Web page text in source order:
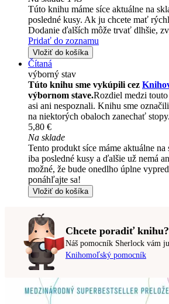
Túto knihu máme síce aktuálne na
posledné kusy. Ak ju chcete mať
Dodanie ďalších môže trvať dlhšie,
Pridať do zoznamu
Vložiť do košíka
Čítaná
výborný stav
Túto knihu sme vykúpili cez
výbornom stave.Rozdiel medzi
asi ani nespoznali. Knihu sme
na niektorých obaloch zanechať stopy.
5,80 €
Na sklade
Tento produkt síce máme aktuálne na
iba posledné kusy a ďalšie už nemá
možné, že bude onedlho úplne
ponáhľajte sa!
Vložiť do košíka
Chcete poradiť knihu?
Náš pomocník Sherlock vám
Knihomoľský pomocník